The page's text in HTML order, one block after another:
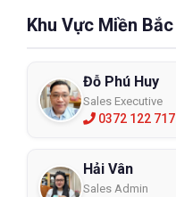
Khu Vực Miền Bắc
Đỗ Phú Huy
Sales Executive
0372 122 717
Hải Vân
Sales Admin